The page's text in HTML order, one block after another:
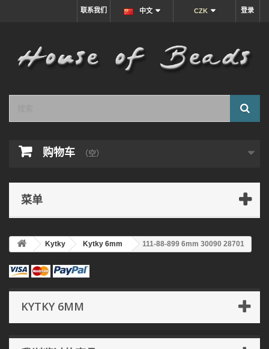
登录
CZK
中文
联系我们
购物车 （空）
菜单
Kytky Kytky 6mm 111-88-899 6mm 30090 28701
KYTKY 6MM